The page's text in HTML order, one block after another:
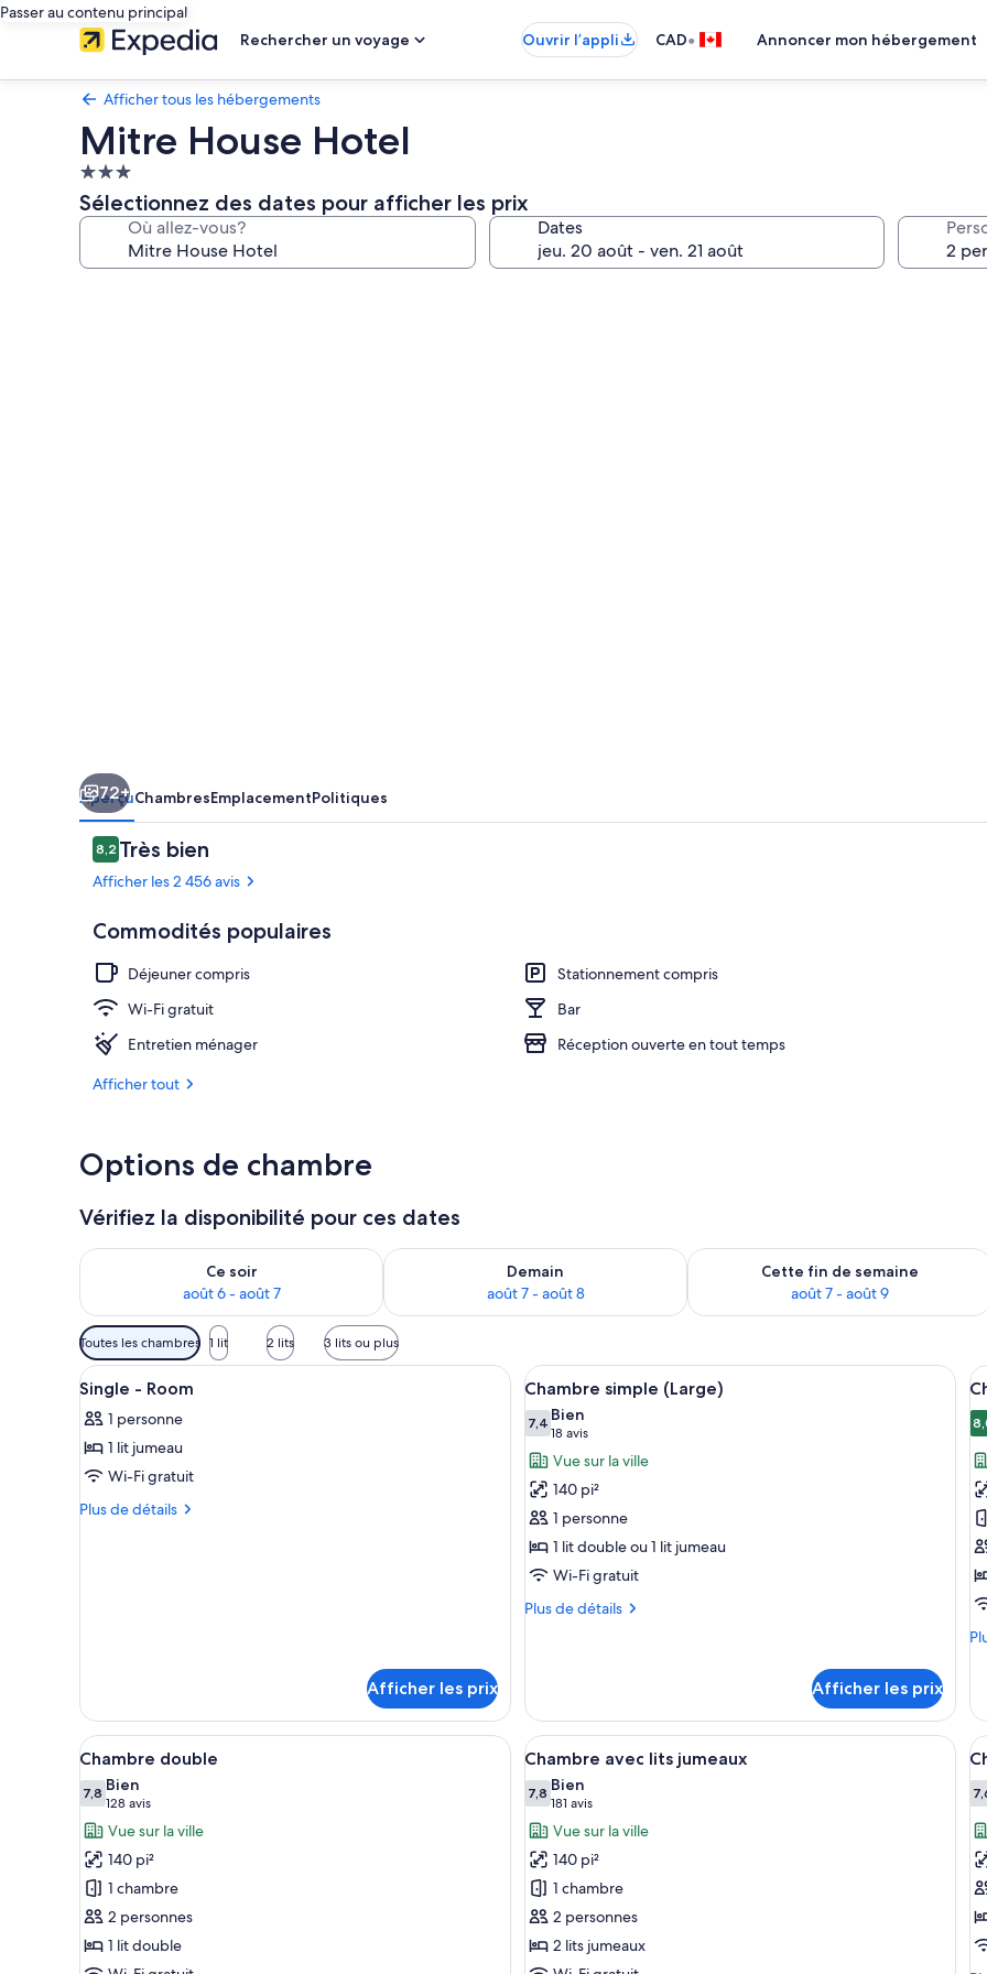
Passer au contenu principal
Rechercher un voyage
Ouvrir l’appli CAD• Annoncer mon hébergement
Afficher tous les hébergements
Mitre House Hotel
Hébergement
3.0 étoiles
Sélectionnez des dates pour afficher les prix
Où allez-vous? Dates
72+
AperçuChambresEmplacementPolitiques
Avis
8,28,2 sur 10 –
Très bien
Afficher les 2 456 avis
Commodités populaires
Déjeuner compris
Stationnement compris
Wi-Fi gratuit
Bar
Entretien ménager
Réception ouverte en tout temps
Afficher tout
Options de chambre
Vérifiez la disponibilité pour ces dates
Ce soir
août 6 - août 7
Vérifier la disponibilité pour ce soir août 6 - août 7
Demain
août 7 - août 8
Vérifier la disponibilité pour demain août 7 - août 8
Cette fin de semaine
août 7 - août 9
Vérifier la disponibilité pour cette fin
Filtres
disponibles
pour
chambres
Toutes les chambres 1 lit 2 lits 3 lits ou plus
Afficher
toutes
les
photos
pour
ce
Une chambre d’hôtel avec un lit, une table de chevet avec un téléphone et une lampe, un fauteuil en osier
6
Single - Room
1 personne
1 lit jumeau
Wi-Fi gratuit
Plus de détails
Plus
Afficher les prix
Afficher
toutes
les
photos
pour
ce
type
de
chambre :
Chambre
Une table dressée pour le petit-
5
Chambre simple (Large)
7,47,4 sur 10
Bien
18 avis
(18 avis)
Vue sur la ville
140 pi²
1 personne
1 lit double ou 1 lit jumeau
Wi-Fi gratuit
Plus de détails
Plus
simple
(Large)
Afficher les prix
Afficher
toutes
les
photos
pour
ce
type
de
chambre :
Une chambre à coucher avec un lit, une lampe fixée au mur, un tableau et un téléphone sur une table de
5
Chambre double
7,87,8 sur 10
Bien
128 avis
(128 avis)
Vue sur la ville
140 pi²
1 chambre
2 personnes
1 lit double
Afficher
toutes
les
photos
pour
ce
type
de
chambre :
Une chambre d’hôtel avec deux
6
Chambre avec lits jumeaux
7,87,8 sur 10
Bien
181 avis
(181 avis)
Vue sur la ville
140 pi²
1 chambre
2 personnes
2 lits jumeaux